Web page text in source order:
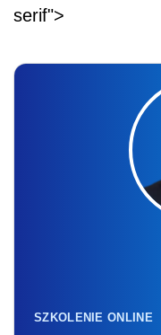
serif">
SZKOLENIE ONLINE